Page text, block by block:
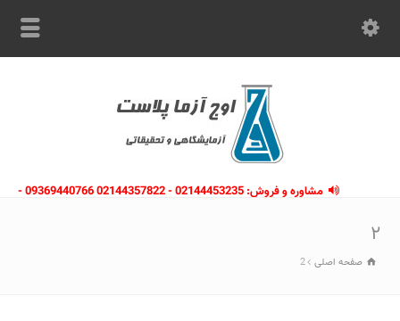
مشاوره و فروش: 02144453235 - 02144357822 09369440766 -
۲
صفحه اصلی 2